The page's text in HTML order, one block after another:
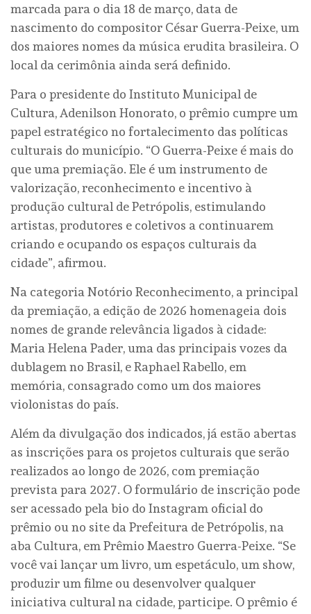
marcada para o dia 18 de março, data de
nascimento do compositor César Guerra-Peixe, um
dos maiores nomes da música erudita brasileira. O
local da cerimônia ainda será definido.
Para o presidente do Instituto Municipal de
Cultura, Adenilson Honorato, o prêmio cumpre um
papel estratégico no fortalecimento das políticas
culturais do município. “O Guerra-Peixe é mais do
que uma premiação. Ele é um instrumento de
valorização, reconhecimento e incentivo à
produção cultural de Petrópolis, estimulando
artistas, produtores e coletivos a continuarem
criando e ocupando os espaços culturais da
cidade”, afirmou.
Na categoria Notório Reconhecimento, a principal
da premiação, a edição de 2026 homenageia dois
nomes de grande relevância ligados à cidade:
Maria Helena Pader, uma das principais vozes da
dublagem no Brasil, e Raphael Rabello, em
memória, consagrado como um dos maiores
violonistas do país.
Além da divulgação dos indicados, já estão abertas
as inscrições para os projetos culturais que serão
realizados ao longo de 2026, com premiação
prevista para 2027. O formulário de inscrição pode
ser acessado pela bio do Instagram oficial do
prêmio ou no site da Prefeitura de Petrópolis, na
aba Cultura, em Prêmio Maestro Guerra-Peixe. “Se
você vai lançar um livro, um espetáculo, um show,
produzir um filme ou desenvolver qualquer
iniciativa cultural na cidade, participe. O prêmio é